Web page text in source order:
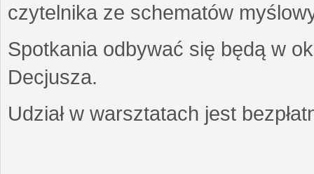
czytelnika ze schematów
Spotkania odbywać się będą w
Decjusza.
Udział w warsztatach jest